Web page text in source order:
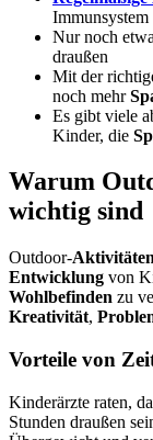
Immunsystem
Nur noch
draußen
Mit der
noch mehr
Es gibt viele
Kinder, die
Warum
wichtig sind
Outdoor-Aktivitäten
Entwicklung von
Wohlbefinden zu
Kreativität,
Vorteile von
Kinderärzte raten,
Stunden draußen